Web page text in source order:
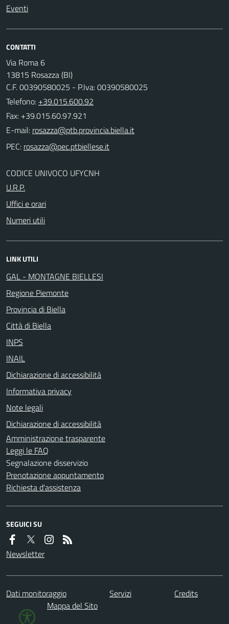
Eventi
CONTATTI
Via Roma 6
13815 Rosazza (BI)
C.F. 00390580025 - P.Iva: 00390580025
Telefono: +39.015.600.92
Fax: +39.015.60.97.921
E-mail:
PEC:
CODICE UNIVOCO UFYCNH
U.R.P.
Uffici e orari
Numeri utili
LINK UTILI
GAL - MONTAGNE BIELLESI
Regione Piemonte
Provincia di Biella
Città di Biella
INPS
INAIL
Dichiarazione di accessibilità
Informativa privacy
Note legali
Dichiarazione di accessibilità
Amministrazione trasparente
Leggi le FAQ
Segnalazione disservizio
Prenotazione appuntamento
Richiesta d'assistenza
SEGUICI SU
Newsletter
Dati monitoraggio Servizi
Credits
Mappa del Sito